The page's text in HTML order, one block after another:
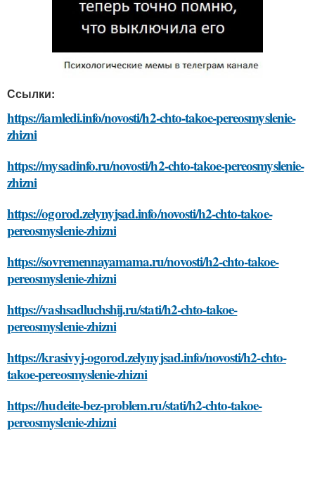
Ссылки:
https://iamledi.info/novosti/h2-chto-takoe-pereosmyslenie-
zhizni
https://mysadinfo.ru/novosti/h2-chto-takoe-pereosmyslenie-
zhizni
https://ogorod.zelynyjsad.info/novosti/h2-chto-takoe-
pereosmyslenie-zhizni
https://sovremennayamama.ru/novosti/h2-chto-takoe-
pereosmyslenie-zhizni
https://vashsadluchshij.ru/stati/h2-chto-takoe-
pereosmyslenie-zhizni
https://krasivyj-ogorod.zelynyjsad.info/novosti/h2-chto-
takoe-pereosmyslenie-zhizni
https://hudeite-bez-problem.ru/stati/h2-chto-takoe-
pereosmyslenie-zhizni